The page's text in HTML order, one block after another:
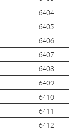
6404
6405
6406
6407
6408
6409
6410
6411
6412